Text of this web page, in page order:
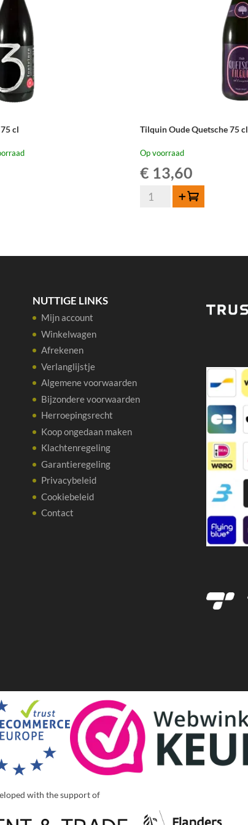
cl Tilquin Oude Quetsche 75 cl
Op voorraad
€ 13,60
Tilquin
Toevoegen
NUTTIGE LINKS
Mijn account
Winkelwagen
Afrekenen
Verlanglijstje
Algemene voorwaarden
Bijzondere voorwaarden
Herroepingsrecht
Koop ongedaan maken
Klachtenregeling
Garantieregeling
Privacybeleid
Cookiebeleid
Contact
with the support of